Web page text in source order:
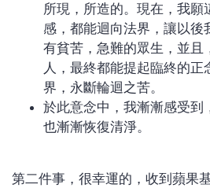
所現，所造的。現在，我願
感，都能迴向法界，讓以後
有貧苦，急難的眾生，並且
人，最終都能提起臨終的
界，永斷輪迴之苦。
於此意念中，我漸漸感受到
也漸漸恢復清淨。
第二件事，很幸運的，收到蘋果